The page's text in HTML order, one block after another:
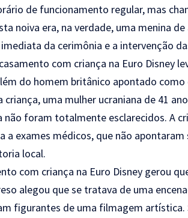
de funcionamento regular, mas
noiva era, na verdade, uma menina
da cerimônia e a intervenção
com criança na Euro Disney
do homem britânico apontado
uma mulher ucraniana de 41
não foram totalmente esclarecidos. A
a exames médicos, que não
local.
com criança na Euro Disney gerou
alegou que se tratava de uma
figurantes de uma filmagem